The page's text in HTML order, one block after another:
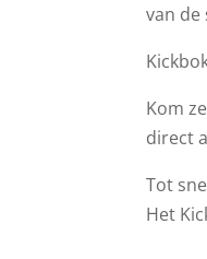
van
Kom
direct
Tot
Het